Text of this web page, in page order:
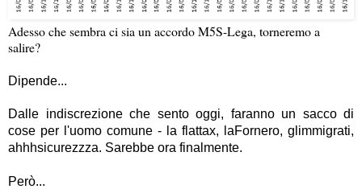
Adesso che sembra ci sia un accordo M5S-Lega, torneremo a
salire?
Dipende...
Dalle indiscrezione che sento oggi, faranno un sacco di
cose per l'uomo comune - la flattax, laFornero, glimmigrati,
ahhhsicurezzza. Sarebbe ora finalmente.
Però...